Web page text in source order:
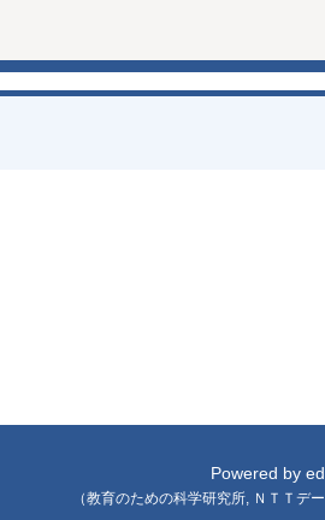
Powered by
（教育のための科学研究所, ＮＴＴデ